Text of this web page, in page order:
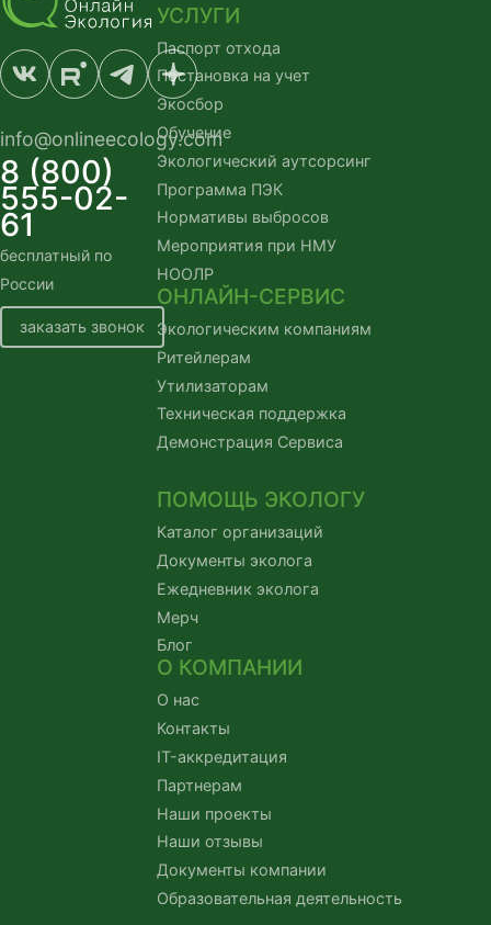
info@onlineecology.com
8 (800)
555-02-
61
бесплатный по
России
заказать звонок
УСЛУГИ
Паспорт отхода
Постановка на учет
Экосбор
Обучение
Экологический аутсорсинг
Программа ПЭК
Нормативы выбросов
Мероприятия при НМУ
НООЛР
ОНЛАЙН-СЕРВИС
Экологическим компаниям
Ритейлерам
Утилизаторам
Техническая поддержка
Демонстрация Сервиса
ПОМОЩЬ ЭКОЛОГУ
Каталог организаций
Документы эколога
Ежедневник эколога
Мерч
Блог
О КОМПАНИИ
О нас
Контакты
IT-аккредитация
Партнерам
Наши проекты
Наши отзывы
Документы компании
Образовательная деятельность